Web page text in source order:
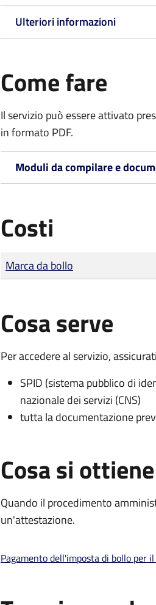
Ulteriori informazioni
Come fare
Il servizio può essere attivato
in formato PDF.
Moduli da compilare e
Costi
Tipo di pagamento
Importo
Marca da bollo
Cosa serve
Per accedere al servizio,
SPID (sistema pubblico di
nazionale dei servizi (CNS)
tutta la documentazione
Cosa si ottiene
Quando il procedimento
un'attestazione.
Pagamento dell'imposta di bollo per